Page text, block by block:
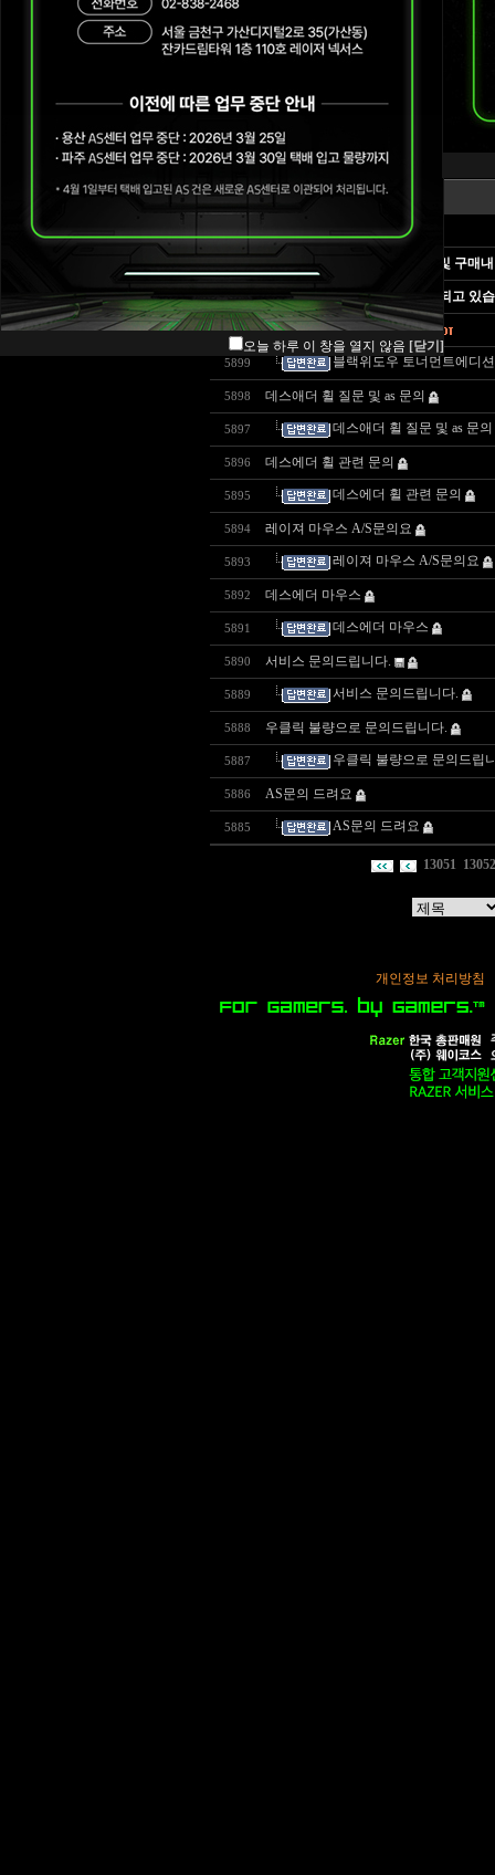
오늘 하루 이 창을 열지 않음 [닫기]
센터위치 및 연락처
Blade A/S 정책
번호
게시물의 답변 검색하는 방법 및 구매
Razer 상담 및 AS가 많이 지연되고 있
문의하시기 전에 읽어주세요
5899 블랙위도우 토너먼트에디션
5898 데스애더 휠 질문 및 as 문의
5897 데스애더 휠 질문 및 as 문의
5896 데스에더 휠 관련 문의
5895 데스에더 휠 관련 문의
5894 레이져 마우스 A/S문의요
5893 레이져 마우스 A/S문의요
5892 데스에더 마우스
5891 데스에더 마우스
5890 서비스 문의드립니다.
5889 서비스 문의드립니다.
5888 우클릭 불량으로 문의드립니다.
5887 우클릭 불량으로 문의드립
5886 AS문의 드려요
5885 AS문의 드려요
13051 13052
개인정보 처리방침